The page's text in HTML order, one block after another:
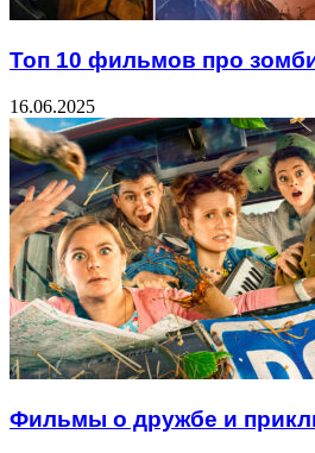
Топ 10 фильмов про
16.06.2025
Фильмы о дружбе и